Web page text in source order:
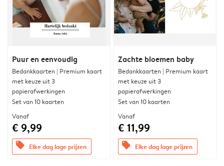
Puur en eenvoudig
Bedankkaarten | Premium kaart
met keuze uit 3
papierafwerkingen
Set van 10 kaarten
Vanaf
€ 9,99
offers Elke dag lage prijzen
Zachte bloemen baby
Bedankkaarten | Premium kaart
met keuze uit 3
papierafwerkingen
Set van 10 kaarten
Vanaf
€ 11,99
offers Elke dag lage prijzen